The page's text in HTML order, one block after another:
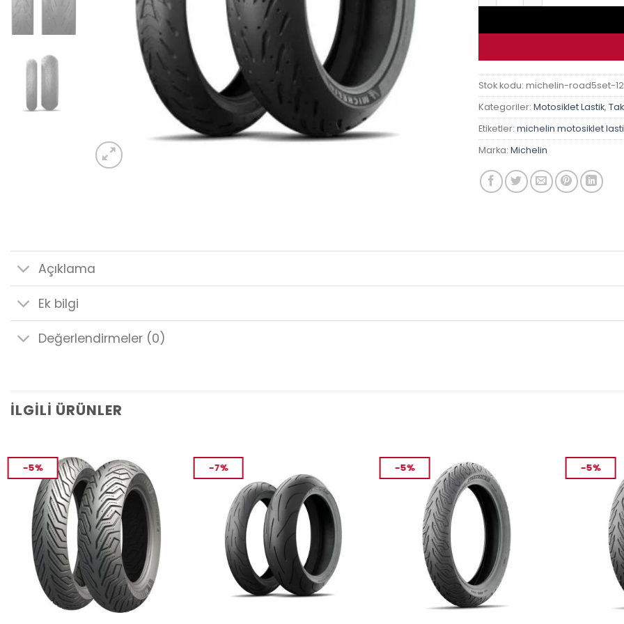
Stok kodu: michelin-road5set-
Kategoriler: Motosiklet Lastik,
Etiketler: michelin motosiklet
Marka: Michelin
Açıklama
Ek bilgi
Değerlendirmeler (0)
İLGILI ÜRÜNLER
-5% -7% -5% -5%